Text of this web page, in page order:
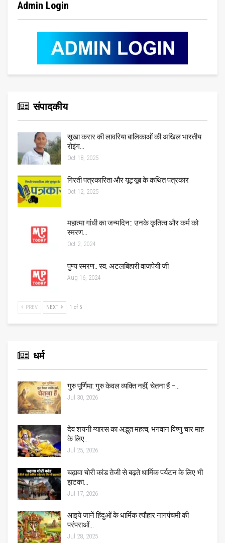
Admin Login
संपादकीय
सूखा करार की लावरिया बालिकाओं की अखिल भारतीय
रोइंग…
Oct 18, 2025
गिरती पत्रकारिता और यूट्यूब के कथित पत्रकार
Oct 12, 2025
महात्मा गांधी का जन्मदिन:: उनके कृतित्व और कर्म को
स्मरण…
Oct 2, 2024
पुण्य स्मरण:: स्व. अटलबिहारी वाजपेयी जी
Aug 16, 2024
PREV NEXT 1 of 5
धर्म
गुरु पूर्णिमा: गुरु केवल व्यक्ति नहीं, चेतना हैं –…
Jul 30, 2026
देव शयनी ग्यारस का अद्भुत महत्व, भगवान विष्णु चार माह
के लिए…
Jul 25, 2026
चढ़ावा चोरी कांड तेजी से बढ़ते धार्मिक पर्यटन के लिए भी
झटका…
Jul 17, 2026
आइये जानें हिंदुओं के धार्मिक त्यौहार नागपंचमी की
परंपराओं…
Jul 28, 2025